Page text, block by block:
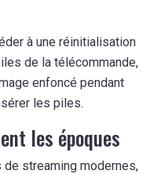
à une réinitialisation
de la télécommande,
enfoncé pendant
les piles.
les époques
streaming modernes,